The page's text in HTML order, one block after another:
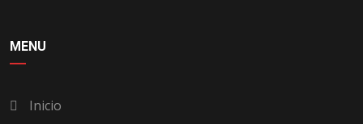
MENU
Inicio